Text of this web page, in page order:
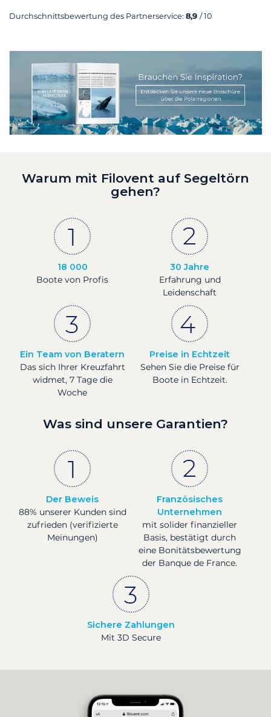
Durchschnittsbewertung des Partnerservice: 8,9 / 10
Warum mit Filovent auf Segeltörn
gehen?
18 000
Boote von Profis
30 Jahre
Erfahrung und
Leidenschaft
Ein Team von Beratern
Das sich Ihrer Kreuzfahrt
widmet, 7 Tage die
Woche
Preise in Echtzeit
Sehen Sie die Preise für
Boote in Echtzeit.
Was sind unsere Garantien?
Der Beweis
88% unserer Kunden sind
zufrieden (verifizierte
Meinungen)
Französisches
Unternehmen
mit solider finanzieller
Basis, bestätigt durch
eine Bonitätsbewertung
der Banque de France.
Sichere Zahlungen
Mit 3D Secure